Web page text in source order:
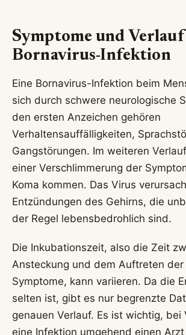
Symptome und
Bornavirus-Infektion
Eine Bornavirus-Infektion beim
sich durch schwere neurologische
den ersten Anzeichen gehören
Verhaltensauffälligkeiten,
Gangstörungen. Im weiteren
einer Verschlimmerung der
Koma kommen. Das Virus
Entzündungen des Gehirns, die
der Regel lebensbedrohlich sind.
Die Inkubationszeit, also die Zeit
Ansteckung und dem Auftreten der
Symptome, kann variieren. Da die
selten ist, gibt es nur begrenzte
genauen Verlauf. Es ist wichtig, bei
eine Infektion umgehend einen